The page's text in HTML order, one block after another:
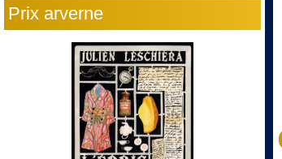
Prix arverne